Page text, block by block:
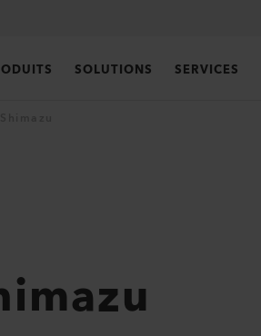
SOLUTIONS SERVICES